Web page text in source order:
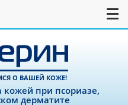
О ВАШЕЙ КОЖЕ!
кожей при псориазе,
дерматите